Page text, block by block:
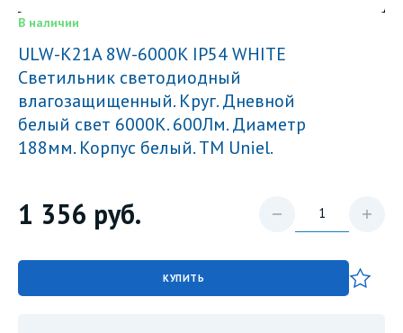
В наличии
ULW-K21A 8W-6000K IP54 WHITE
Светильник светодиодный
влагозащищенный. Круг. Дневной
белый свет 6000K. 600Лм. Диаметр
188мм. Корпус белый. ТМ Uniel.
1 356 руб.
КУПИТЬ